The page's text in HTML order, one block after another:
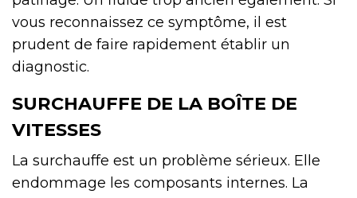
vous reconnaissez ce symptôme, il est
prudent de faire rapidement établir un
diagnostic.
SURCHAUFFE DE LA BOÎTE DE
VITESSES
La surchauffe est un problème sérieux. Elle
endommage les composants internes. La